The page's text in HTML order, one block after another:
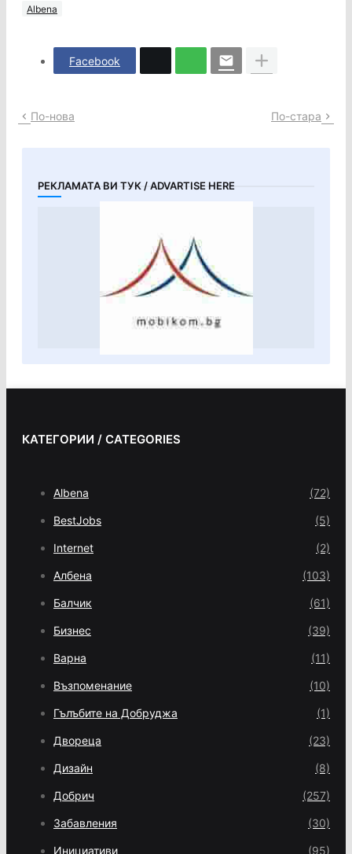
Albena
Facebook
По-нова По-стара
РЕКЛАМАТА ВИ ТУК / ADVARTISE HERE
КАТЕГОРИИ / CATEGORIES
Albena (72)
BestJobs (5)
Internet (2)
Албена (103)
Балчик (61)
Бизнес (39)
Варна (11)
Възпоменание (10)
Гълъбите на Добруджа (1)
Двореца (23)
Дизайн (8)
Добрич (257)
Забавления (30)
Инициативи (95)